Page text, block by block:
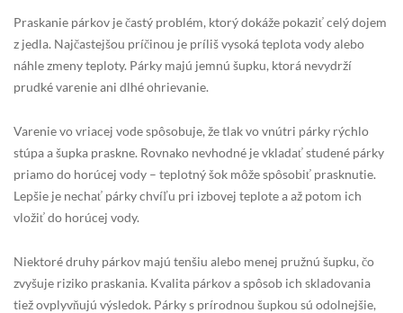
Praskanie párkov je častý problém, ktorý dokáže pokaziť celý dojem
z jedla. Najčastejšou príčinou je príliš vysoká teplota vody alebo
náhle zmeny teploty. Párky majú jemnú šupku, ktorá nevydrží
prudké varenie ani dlhé ohrievanie.
Varenie vo vriacej vode spôsobuje, že tlak vo vnútri párky rýchlo
stúpa a šupka praskne. Rovnako nevhodné je vkladať studené párky
priamo do horúcej vody – teplotný šok môže spôsobiť prasknutie.
Lepšie je nechať párky chvíľu pri izbovej teplote a až potom ich
vložiť do horúcej vody.
Niektoré druhy párkov majú tenšiu alebo menej pružnú šupku, čo
zvyšuje riziko praskania. Kvalita párkov a spôsob ich skladovania
tiež ovplyvňujú výsledok. Párky s prírodnou šupkou sú odolnejšie,